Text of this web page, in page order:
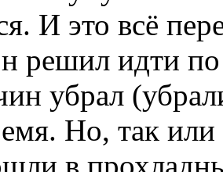
И это всё
решил идти по
убрал
Но, так
в